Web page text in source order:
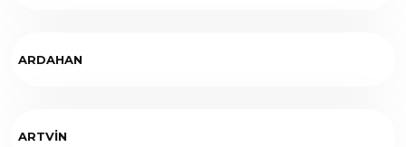
ARDAHAN
ARTVİN